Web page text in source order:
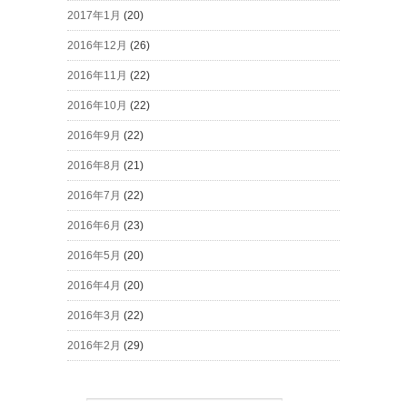
2017年1月 (20)
2016年12月 (26)
2016年11月 (22)
2016年10月 (22)
2016年9月 (22)
2016年8月 (21)
2016年7月 (22)
2016年6月 (23)
2016年5月 (20)
2016年4月 (20)
2016年3月 (22)
2016年2月 (29)